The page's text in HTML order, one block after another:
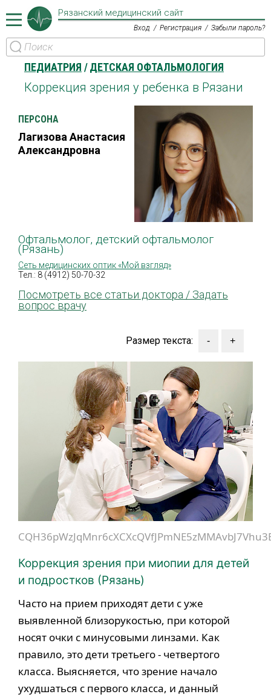
Рязанский медицинский сайт
Вход Регистрация Забыли пароль?
ПЕДИАТРИЯ ДЕТСКАЯ ОФТАЛЬМОЛОГИЯ
Коррекция зрения у ребенка в Рязани
ПЕРСОНА
Лагизова Анастасия
Александровна
Офтальмолог, детский офтальмолог
(Рязань)
Cеть медицинских оптик «Мой взгляд»
Тел.: 8 (4912) 50-70-32
Посмотреть все статьи доктора / Задать
вопрос врачу
Размер текста:
Коррекция зрения при миопии для детей
и подростков (Рязань)
Часто на прием приходят дети с уже
выявленной близорукостью, при которой
носят очки с минусовыми линзами. Как
правило, это дети третьего - четвертого
класса. Выясняется, что зрение начало
ухудшаться с первого класса, и данный